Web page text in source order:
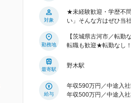
対象
★未経験歓迎・学歴不
い」そんな方はぜひ当
勤務地
【茨城県古河市／転
転職も歓迎★転勤なし
最寄駅
野木駅
給与
年収590万円／中途入
年収500万円／中途入